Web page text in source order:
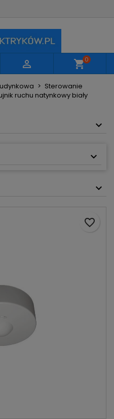
 shopping_cart0
Sterowanie
ruchu natynkowy biały
favorite_border
Utwórz listę życzeń
produkty na
Anuluj Zaloguj się